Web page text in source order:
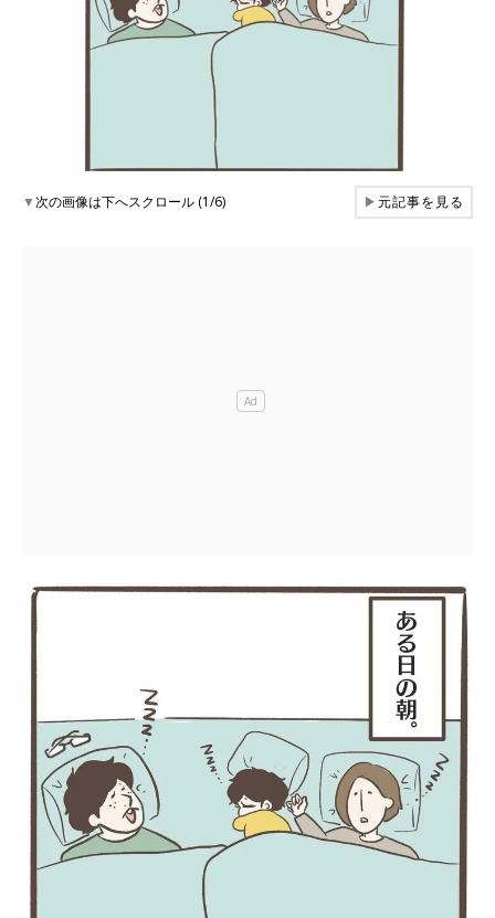
▼次の画像は下へスクロール (1/6) ▶元記事を見る